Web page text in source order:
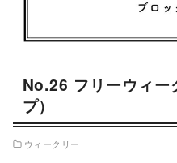
No.26 フリーウィー
プ）
ウィークリー